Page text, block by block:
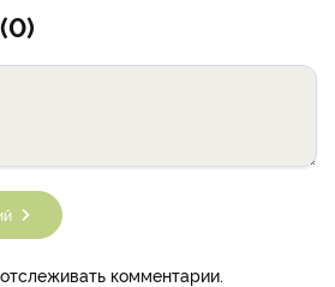
отслеживать комментарии.